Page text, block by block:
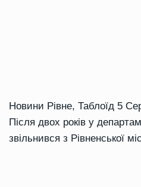
Новини Рівне, Таблоїд 5
Після двох років у
звільнився з Рівненської